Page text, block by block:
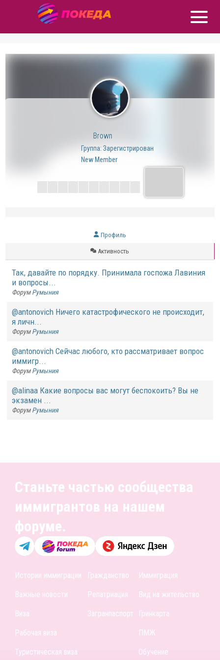
Brown
Группа: Зарегистрирован
New Member
Профиль
Активность
Так, давайте по порядку. Принимала госпожа Лавиния
и вопросы...
Форум Румыния
@antonovich Ничего катастрофического не происходит,
я личн...
Форум Румыния
@antonovich Сейчас любого, кто рассматривает вопрос
иммигр...
Форум Румыния
@alinaa Какие вопросы вас могут беспокоить? Вы не
экзамен ...
Форум Румыния
Станьте частью сообщества
иммигрантов на нашем
форуме.
Истории иммиграции
Важные новости
Виза
Рабочая виза
Туристическая виза
Гражданство
Репатриация
Загранпаспорт
Иммиграция
Вид на жительство
Гринкарта
ПМЖ
Обучение